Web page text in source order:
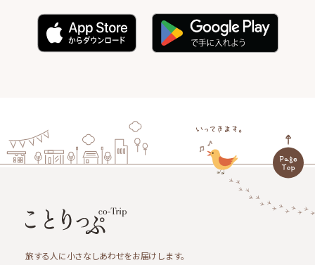
旅する人に小さなしあわせをお届けします。